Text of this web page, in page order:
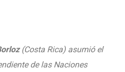
(Costa Rica) asumió el
de las Naciones